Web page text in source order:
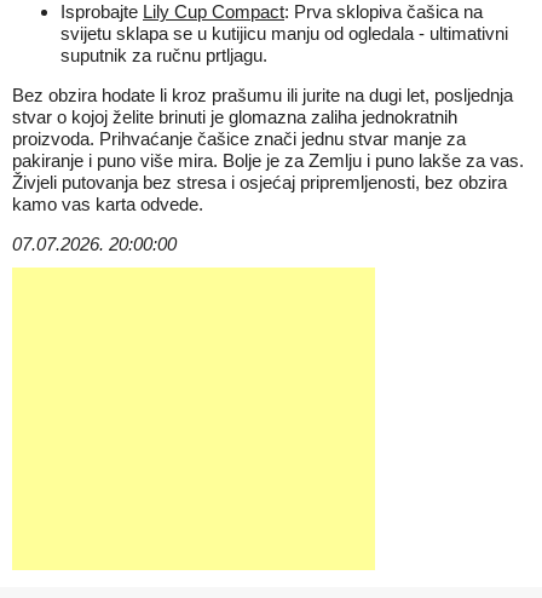
Isprobajte Lily Cup Compact: Prva sklopiva čašica na
svijetu sklapa se u kutijicu manju od ogledala - ultimativni
suputnik za ručnu prtljagu.
Bez obzira hodate li kroz prašumu ili jurite na dugi let, posljednja
stvar o kojoj želite brinuti je glomazna zaliha jednokratnih
proizvoda. Prihvaćanje čašice znači jednu stvar manje za
pakiranje i puno više mira. Bolje je za Zemlju i puno lakše za vas.
Živjeli putovanja bez stresa i osjećaj pripremljenosti, bez obzira
kamo vas karta odvede.
07.07.2026. 20:00:00